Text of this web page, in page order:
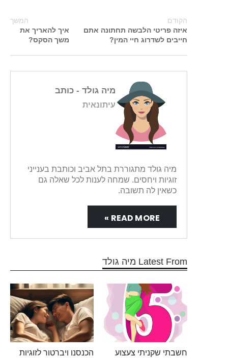
הקודם
איזה פריטי הלבשה תחתונה אתם
חייבים לשדרוג חיי המין?
המשך
איך להאריך את
משך הסקס?
מיה גולד - כותב
עיתונאית
מיה גולד מתגוררת בתל אביב וכותבת בענייני
זוגיות ויחסים. שמחה לענות לכל שאלה גם
כשאין לה תשובה.
READ MORE »
Latest From מיה גולד
חשבתי שקניתי צעצוע
הכנסנו ויברטור לזוגיות